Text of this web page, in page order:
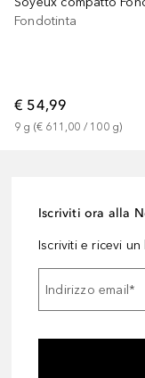
Fondotinta
€ 54,99
9 g (€ 611,00 / 100 g)
Iscriviti ora alla
Iscriviti e ricevi
Indirizzo email *